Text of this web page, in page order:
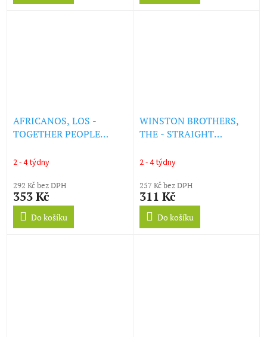
AFRICANOS, LOS -
TOGETHER PEOPLE
2 - 4 týdny
292 Kč bez DPH
353 Kč
Do košíku
WINSTON BROTHERS,
THE - STRAIGHT
TRAVEL (SKY BLUE
2 - 4 týdny
257 Kč bez DPH
311 Kč
Do košíku